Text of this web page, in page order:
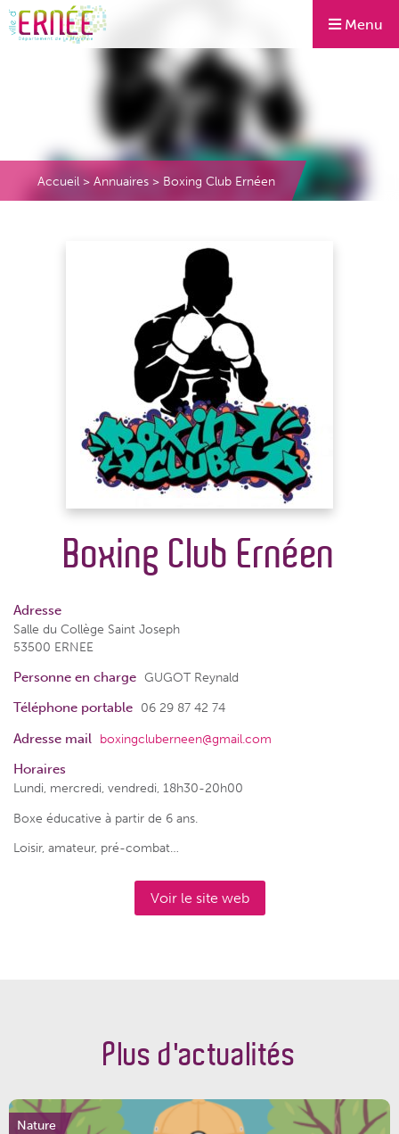
Menu
Accueil > Annuaires > Boxing Club Ernéen
Boxing Club Ernéen
Adresse
Salle du Collège Saint Joseph
53500 ERNEE
Personne en charge GUGOT Reynald
Téléphone portable 06 29 87 42 74
Adresse mail
boxingcluberneen@gmail.com
Horaires
Lundi, mercredi, vendredi, 18h30-20h00
Boxe éducative à partir de 6 ans.
Loisir, amateur, pré-combat…
Voir le site web
Plus d'actualités
Nature